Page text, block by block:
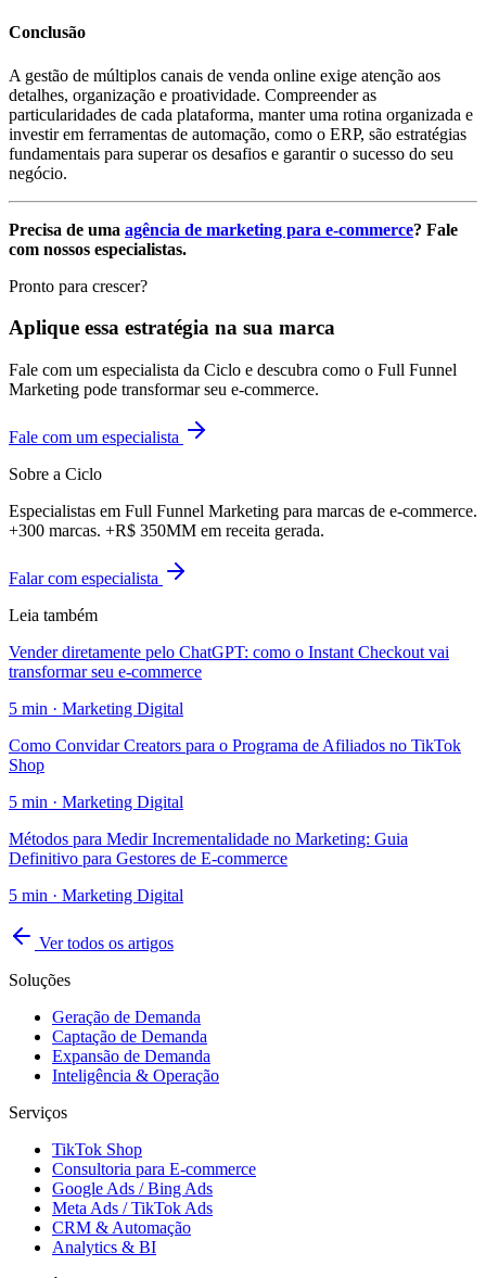
Conclusão
A gestão de múltiplos canais de venda online exige atenção aos
detalhes, organização e proatividade. Compreender as
particularidades de cada plataforma, manter uma rotina organizada e
investir em ferramentas de automação, como o ERP, são estratégias
fundamentais para superar os desafios e garantir o sucesso do seu
negócio.
Precisa de uma agência de marketing para e-commerce? Fale
com nossos especialistas.
Pronto para crescer?
Aplique essa estratégia na sua marca
Fale com um especialista da Ciclo e descubra como o Full Funnel
Marketing pode transformar seu e-commerce.
Fale com um especialista
Sobre a Ciclo
Especialistas em Full Funnel Marketing para marcas de e-commerce.
+300 marcas. +R$ 350MM em receita gerada.
Falar com especialista
Leia também
Vender diretamente pelo ChatGPT: como o Instant Checkout vai
transformar seu e-commerce
5 min · Marketing Digital
Como Convidar Creators para o Programa de Afiliados no TikTok
Shop
5 min · Marketing Digital
Métodos para Medir Incrementalidade no Marketing: Guia
Definitivo para Gestores de E-commerce
5 min · Marketing Digital
Ver todos os artigos
Soluções
Geração de Demanda
Captação de Demanda
Expansão de Demanda
Inteligência & Operação
Serviços
TikTok Shop
Consultoria para E-commerce
Google Ads / Bing Ads
Meta Ads / TikTok Ads
CRM & Automação
Analytics & BI